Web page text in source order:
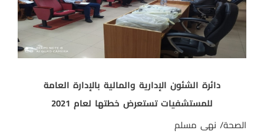
دائرة الشئون الإدارية والمالية بالإدارة العامة
للمستشفيات تستعرض خطتها لعام 2021
الصحة/ نهى مسلم